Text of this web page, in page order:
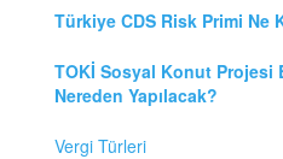
Türkiye CDS Risk Primi Ne
TOKİ Sosyal Konut Projesi
Nereden Yapılacak?
Vergi Türleri